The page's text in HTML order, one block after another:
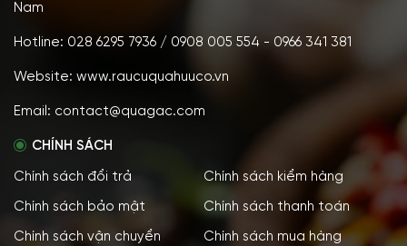
Nam
Hotline: 028 6295 7936 / 0908 005 554 - 0966 341 381
Website: www.raucuquahuuco.vn
Email: contact@quagac.com
CHÍNH SÁCH
Chính sách đổi trả Chính sách kiểm hàng
Chính sách bảo mật Chính sách thanh toán
Chính sách vận chuyển Chính sách mua hàng